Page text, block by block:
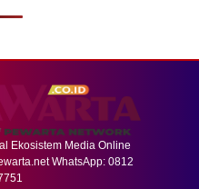
Ekosistem Media Online
WhatsApp: 0812